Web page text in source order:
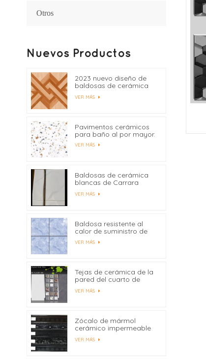
Otros
Nuevos Productos
2023 nuevo diseño de
baldosas de cerámica
400x400
VER MÁS
Pavimentos cerámicos
para baño al por mayor.
VER MÁS
Baldosas de cerámica
blancas de Carrara
precio de fábrica de
China
VER MÁS
Baldosa resistente al
calor de suministro de
fábrica 600x600
VER MÁS
Tejas de cerámica de la
pared del cuarto de
baño de la impresión del
chorro de tinta de
para requisitos
particulares
VER MÁS
Zócalo de mármol
cerámico impermeable
450x80
VER MÁS